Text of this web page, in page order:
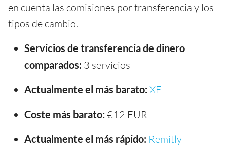
en cuenta las comisiones por transferencia y los
tipos de cambio.
Servicios de transferencia de dinero
comparados: 3 servicios
Actualmente el más barato: XE
Coste más barato: €12 EUR
Actualmente el más rápido: Remitly